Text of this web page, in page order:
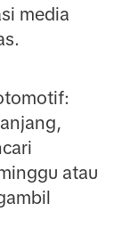
media
atau